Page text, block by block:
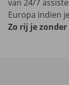
van 24/7
Europa indien
Zo rij je